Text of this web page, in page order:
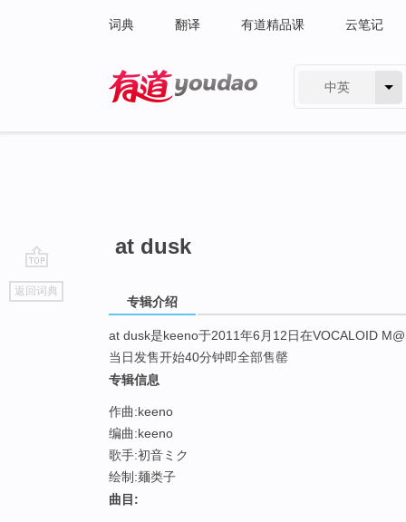
词典 翻译 有道精品课 云笔记
中英
go
top
返回词典
at dusk
专辑介绍
at dusk是keeno于2011年6月12日在VOCALOID
当日发售开始40分钟即全部售罄
专辑信息
作曲:keeno
编曲:keeno
歌手:初音ミク
绘制:麺类子
曲目: